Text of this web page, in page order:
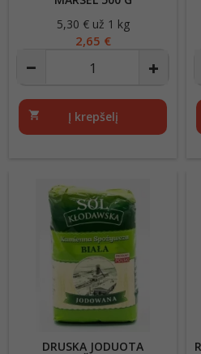
Kaina
5,30 € už 1 kg
2,65 €
shopping_cart Į krepšelį
DRUSKA JODUOTA